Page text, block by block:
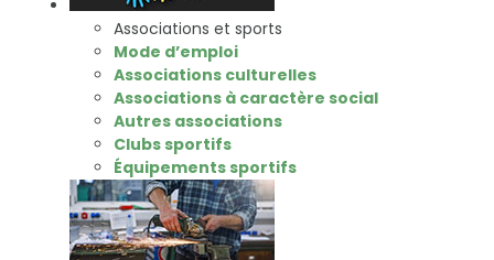
Associations et sports
Mode d’emploi
Associations culturelles
Associations à caractère social
Autres associations
Clubs sportifs
Équipements sportifs